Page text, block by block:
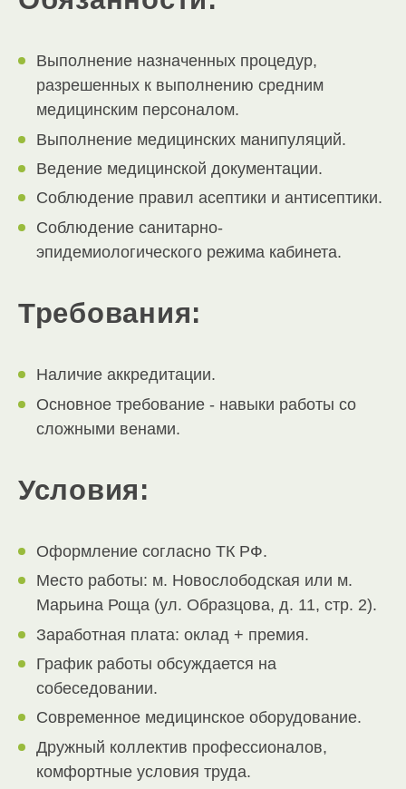
Выполнение назначенных процедур,
разрешенных к выполнению средним
медицинским персоналом.
Выполнение медицинских манипуляций.
Ведение медицинской документации.
Соблюдение правил асептики и антисептики.
Соблюдение санитарно-
эпидемиологического режима кабинета.
Требования:
Наличие аккредитации.
Основное требование - навыки работы со
сложными венами.
Условия:
Оформление согласно ТК РФ.
Место работы: м. Новослободская или м.
Марьина Роща (ул. Образцова, д. 11, стр. 2).
Заработная плата: оклад + премия.
График работы обсуждается на
собеседовании.
Современное медицинское оборудование.
Дружный коллектив профессионалов,
комфортные условия труда.